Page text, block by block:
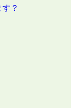
？